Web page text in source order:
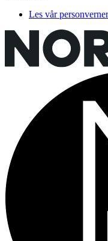
Les vår